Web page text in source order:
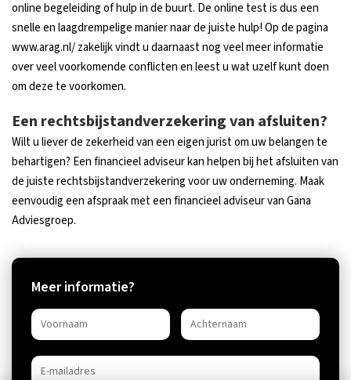
online begeleiding of hulp in de buurt. De online test is dus een
snelle en laagdrempelige manier naar de juiste hulp! Op de pagina
www.arag.nl/ zakelijk vindt u daarnaast nog veel meer informatie
over veel voorkomende conflicten en leest u wat uzelf kunt doen
om deze te voorkomen.
Een rechtsbijstandverzekering van afsluiten?
Wilt u liever de zekerheid van een eigen jurist om uw belangen te
behartigen? Een financieel adviseur kan helpen bij het afsluiten van
de juiste rechtsbijstandverzekering voor uw onderneming. Maak
eenvoudig een afspraak met een financieel adviseur van Gana
Adviesgroep.
Meer informatie?